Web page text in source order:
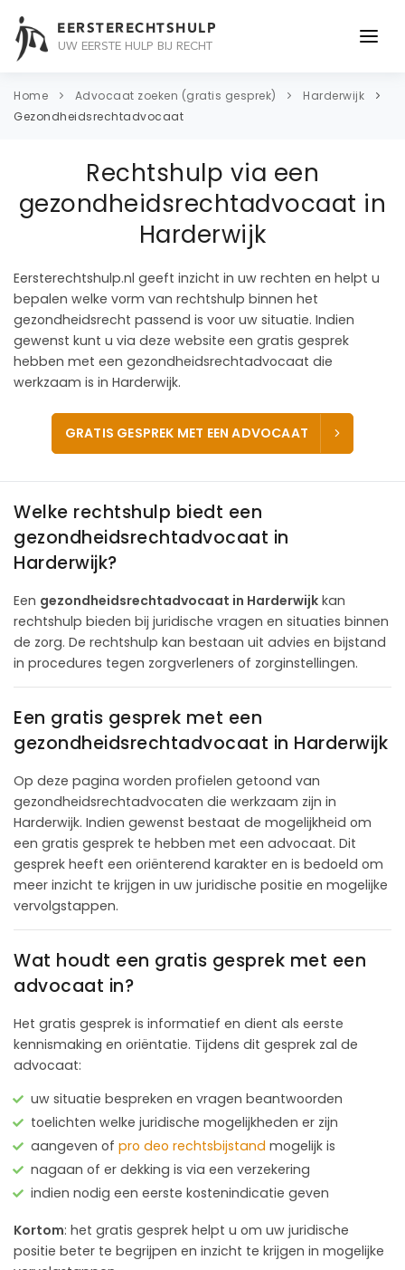
EERSTERECHTSHULP
UW EERSTE HULP BIJ RECHT
ONDERWERPEN
ADVOCAAT
OVER ONS
Home Advocaat zoeken (gratis gesprek)
Harderwijk
Gezondheidsrechtadvocaat
Rechtshulp via een
gezondheidsrechtadvocaat in
Harderwijk
Eersterechtshulp.nl geeft inzicht in uw rechten en helpt u
bepalen welke vorm van rechtshulp binnen het
gezondheidsrecht passend is voor uw situatie. Indien
gewenst kunt u via deze website een gratis gesprek
hebben met een gezondheidsrechtadvocaat die
werkzaam is in Harderwijk.
GRATIS GESPREK MET EEN ADVOCAAT
Welke rechtshulp biedt een
gezondheidsrechtadvocaat in
Harderwijk?
Een gezondheidsrechtadvocaat in Harderwijk kan
rechtshulp bieden bij juridische vragen en situaties binnen
de zorg. De rechtshulp kan bestaan uit advies en bijstand
in procedures tegen zorgverleners of zorginstellingen.
Een gratis gesprek met een
gezondheidsrechtadvocaat in Harderwijk
Op deze pagina worden profielen getoond van
gezondheidsrechtadvocaten die werkzaam zijn in
Harderwijk. Indien gewenst bestaat de mogelijkheid om
een gratis gesprek te hebben met een advocaat. Dit
gesprek heeft een oriënterend karakter en is bedoeld om
meer inzicht te krijgen in uw juridische positie en mogelijke
vervolgstappen.
Wat houdt een gratis gesprek met een
advocaat in?
Het gratis gesprek is informatief en dient als eerste
kennismaking en oriëntatie. Tijdens dit gesprek zal de
advocaat:
uw situatie bespreken en vragen beantwoorden
toelichten welke juridische mogelijkheden er zijn
aangeven of pro deo rechtsbijstand mogelijk is
nagaan of er dekking is via een verzekering
indien nodig een eerste kostenindicatie geven
Kortom: het gratis gesprek helpt u om uw juridische
positie beter te begrijpen en inzicht te krijgen in mogelijke